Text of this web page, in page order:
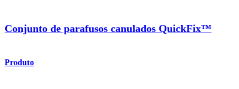
Conjunto de parafusos canulados QuickFix™
Produto